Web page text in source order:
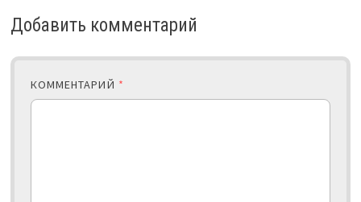
Добавить комментарий
КОММЕНТАРИЙ *